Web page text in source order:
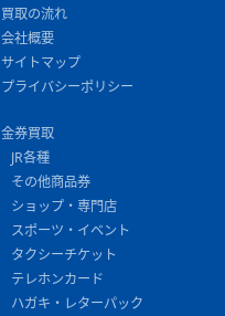
買取の流れ
会社概要
サイトマップ
プライバシーポリシー
金券買取
JR各種
その他商品券
ショップ・専門店
スポーツ・イベント
タクシーチケット
テレホンカード
ハガキ・レターパック